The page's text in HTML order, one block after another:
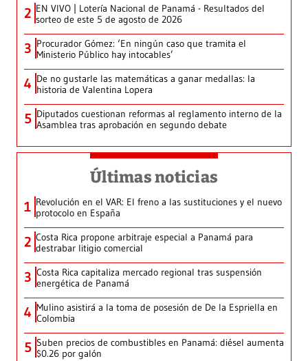
2 EN VIVO | Lotería Nacional de Panamá - Resultados del
sorteo de este 5 de agosto de 2026
3 Procurador Gómez: ‘En ningún caso que tramita el
Ministerio Público hay intocables’
4 De no gustarle las matemáticas a ganar medallas: la
historia de Valentina Lopera
5 Diputados cuestionan reformas al reglamento interno de la
Asamblea tras aprobación en segundo debate
Últimas noticias
1 Revolución en el VAR: El freno a las sustituciones y el nuevo
protocolo en España
2 Costa Rica propone arbitraje especial a Panamá para
destrabar litigio comercial
3 Costa Rica capitaliza mercado regional tras suspensión
energética de Panamá
4 Mulino asistirá a la toma de posesión de De la Espriella en
Colombia
5 Suben precios de combustibles en Panamá: diésel aumenta
$0.26 por galón